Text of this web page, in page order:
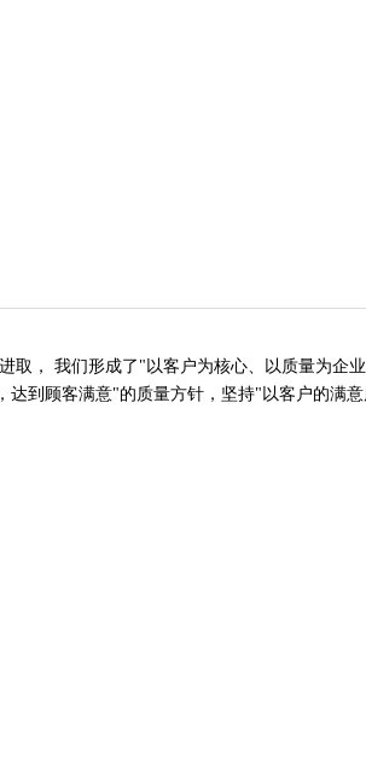
， 我们形成了"以客户为核心、以质量为企
到顾客满意"的质量方针，坚持"以客户的满